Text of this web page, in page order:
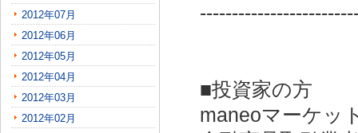
2012年07月
2012年06月
2012年05月
2012年04月
2012年03月
2012年02月
■投資家の方
maneoマーケッ